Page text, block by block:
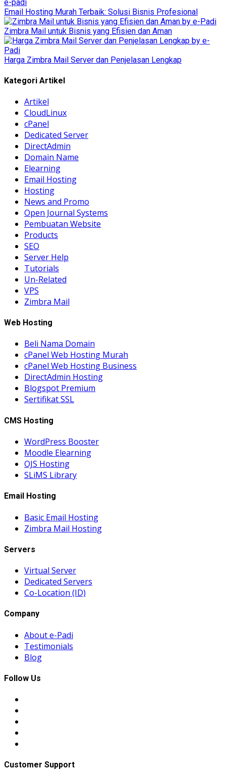
Email Hosting Murah Terbaik: Solusi Bisnis Profesional
Zimbra Mail untuk Bisnis yang Efisien dan Aman
Harga Zimbra Mail Server dan Penjelasan Lengkap
Kategori Artikel
Artikel
CloudLinux
cPanel
Dedicated Server
DirectAdmin
Domain Name
Elearning
Email Hosting
Hosting
News and Promo
Open Journal Systems
Pembuatan Website
Products
SEO
Server Help
Tutorials
Un-Related
VPS
Zimbra Mail
Web Hosting
Beli Nama Domain
cPanel Web Hosting Murah
cPanel Web Hosting Business
DirectAdmin Hosting
Blogspot Premium
Sertifikat SSL
CMS Hosting
WordPress Booster
Moodle Elearning
OJS Hosting
SLiMS Library
Email Hosting
Basic Email Hosting
Zimbra Mail Hosting
Servers
Virtual Server
Dedicated Servers
Co-Location (ID)
Company
About e-Padi
Testimonials
Blog
Follow Us
Customer Support